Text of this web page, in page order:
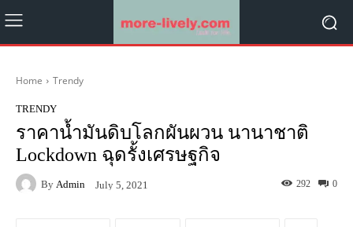
Home Trendy
TRENDY
ราคาน้ำมันดิบโลกผันผวน นานาชาติ
Lockdown ฉุดรั้งเศรษฐกิจ
By Admin July 5, 2021 0
292